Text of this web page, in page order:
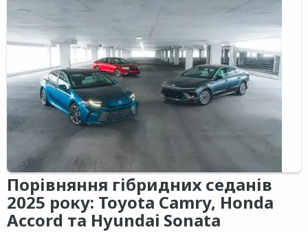
Порівняння гібридних седанів
2025 року: Toyota Camry, Honda
Accord та Hyundai Sonata